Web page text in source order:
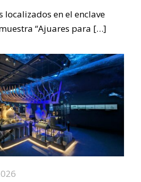
en el enclave
“Ajuares para […]